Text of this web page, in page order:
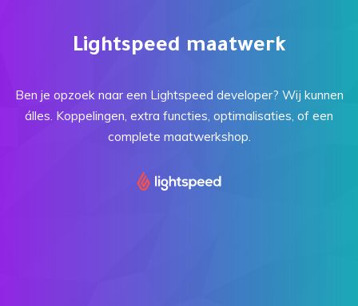
Lightspeed maatwerk
Ben je opzoek naar een Lightspeed developer? Wij kunnen
álles. Koppelingen, extra functies, optimalisaties, of een
complete maatwerkshop.